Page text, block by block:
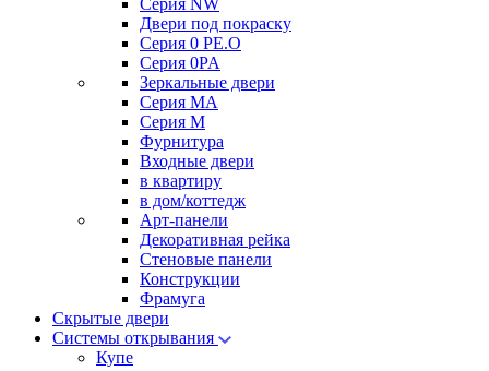
Серия NW
Двери под покраску
Серия 0 PE.O
Серия 0PA
Зеркальные двери
Серия MA
Серия M
Фурнитура
Входные двери
в квартиру
в дом/коттедж
Арт-панели
Декоративная рейка
Стеновые панели
Конструкции
Фрамуга
Скрытые двери
Системы открывания
Купе